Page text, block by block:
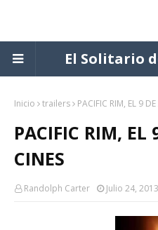
El Solitario
Inicio trailers PACIFIC RIM, EL 9
PACIFIC RIM, EL
CINES
Randolph Carter Julio 24, 2013